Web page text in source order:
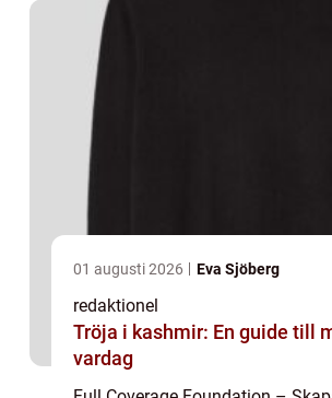
01 augusti 2026 Eva Sjöberg
redaktionel
Tröja i kashmir: En guide till
vardag